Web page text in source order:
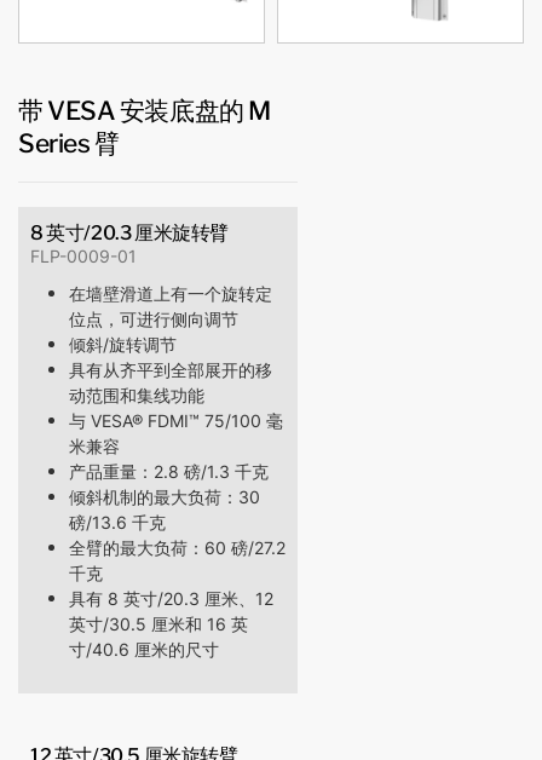
带 VESA 安装底盘的 M
Series 臂
8 英寸/20.3 厘米旋转臂
FLP-0009-01
在墙壁滑道上有一个旋转定
位点，可进行侧向调节
倾斜/旋转调节
具有从齐平到全部展开的移
动范围和集线功能
与 VESA® FDMI™ 75/100 毫
米兼容
产品重量：2.8 磅/1.3 千克
倾斜机制的最大负荷：30
磅/13.6 千克
全臂的最大负荷：60 磅/27.2
千克
具有 8 英寸/20.3 厘米、12
英寸/30.5 厘米和 16 英
寸/40.6 厘米的尺寸
12 英寸/30.5 厘米旋转臂